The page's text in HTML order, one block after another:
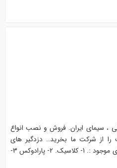
، سیمای ایران. فروش و نصب انواع
را از شرکت ما بخرید.. دزدگیر های
بیسیم پنل لمسی و با سیم. برند های موجود :. 1- کلاسیک. 2- پارادوکس 3-